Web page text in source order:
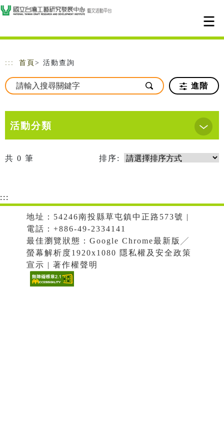
跳到主要內容
網站導覽
::: 首頁 > 活動查詢
進階
活動分類
共 0 筆 排序:
:::
地址：54246南投縣草屯鎮中正路573號 |
電話：+886-49-2334141
最佳瀏覽狀態：Google Chrome最新版╱
螢幕解析度1920x1080 隱私權及安全政策
宣示 | 著作權聲明